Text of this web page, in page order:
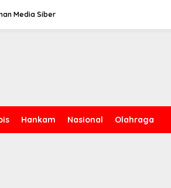
Media Siber
Hankam Nasional Olahraga